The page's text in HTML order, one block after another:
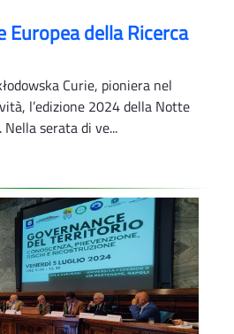
Europea della Ricerca
Curie, pioniera nel
l’edizione 2024 della Notte
serata di ve...